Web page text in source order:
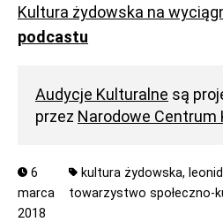
Kultura żydowska na
podcastu
Audycje Kulturalne są
przez Narodowe Centrum
6
marca
2018
kultura żydowska,
towarzystwo społeczno-